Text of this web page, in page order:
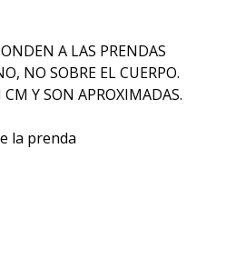
A LAS PRENDAS
NO SOBRE EL CUERPO.
CM Y SON APROXIMADAS.
la prenda